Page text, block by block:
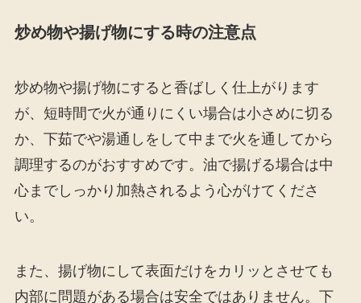
炒め物や揚げ物にする時の注意点
炒め物や揚げ物にすると香ばしく仕上がります
が、短時間で火が通りにくい場合は小さめに切る
か、下茹でや湯通しをして中まで火を通してから
調理するのがおすすめです。油で揚げる場合は中
心までしっかり加熱されるよう心がけてくださ
い。
また、揚げ物にして表面だけをカリッとさせても
内部に問題がある場合は安全ではありません。下